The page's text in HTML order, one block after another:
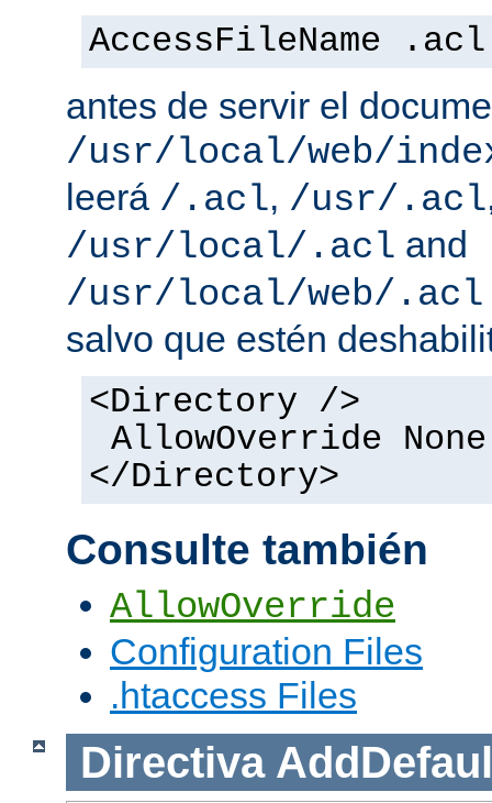
AccessFileName .acl
antes de servir el
/usr/local/web/
leerá /.acl, /usr/.acl
/usr/local/.acl and
/usr/local/web/.acl
salvo que estén
<Directory />
AllowOverride None
</Directory>
Consulte también
AllowOverride
Configuration Files
.htaccess Files
Directiva